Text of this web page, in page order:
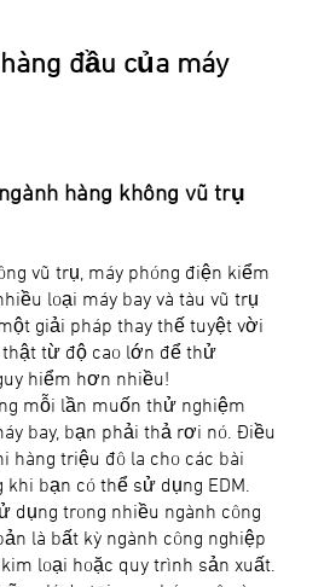
đầu của máy
hàng không vũ trụ
vũ trụ, máy phóng điện kiểm
loại máy bay và tàu vũ trụ
giải pháp thay thế tuyệt vời
thật từ độ cao lớn để thử
hiểm hơn nhiều!
mỗi lần muốn thử nghiệm
bay, bạn phải thả rơi nó. Điều
hàng triệu đô la cho các bài
bạn có thể sử dụng EDM.
dụng trong nhiều ngành công
là bất kỳ ngành công nghiệp
loại hoặc quy trình sản xuất.